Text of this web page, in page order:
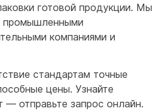
готовой продукции. Мы
промышленными
компаниями и
стандартам точные
цены. Узнайте
— отправьте запрос онлайн.